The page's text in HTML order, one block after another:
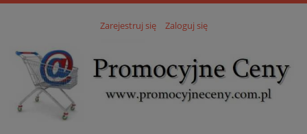
Zarejestruj się Zaloguj się